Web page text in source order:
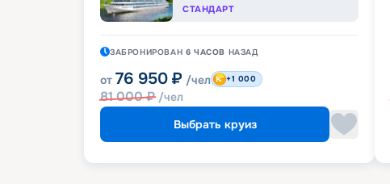
СТАНДАРТ
ЗАБРОНИРОВАН 6 ЧАСОВ НАЗАД
от 76 950 ₽ /чел
81 000₽ /чел
+1 000
Выбрать круиз